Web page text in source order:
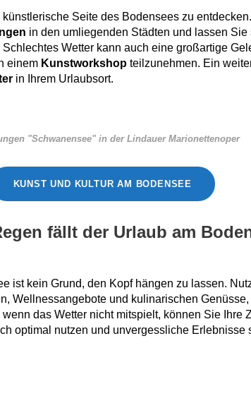
Seite des Bodensees zu
in den umliegenden Städten und lassen Sie
Wetter kann auch eine großartige
einem Kunstworkshop teilzunehmen. Ein
in Ihrem Urlaubsort.
"Schwanensee" in der Lindauer Marionettenoper
KUNST UND KULTUR AM BODENSEE
fällt der Urlaub am
ist kein Grund, den Kopf hängen zu lassen.
Wellnessangebote und kulinarischen
das Wetter nicht mitspielt, können Sie Ihre
optimal nutzen und unvergessliche Erlebnisse